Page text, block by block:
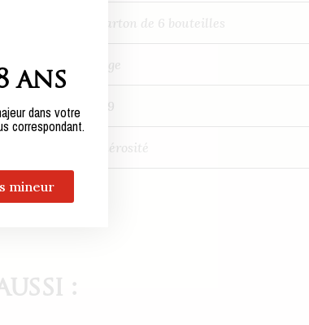
1 Carton de 6 bouteilles
rouge
2019
générosité
:
ans
dans votre
correspondant.
mineur